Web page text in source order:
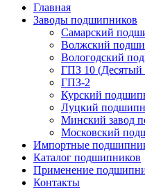
Главная
Заводы подшипников
Cамарский
Волжский
Вологодский
ГПЗ 10
ГПЗ-2
Курский
Луцкий
Минский завод
Московский
Импортные
Каталог подшипников
Применение
Контакты